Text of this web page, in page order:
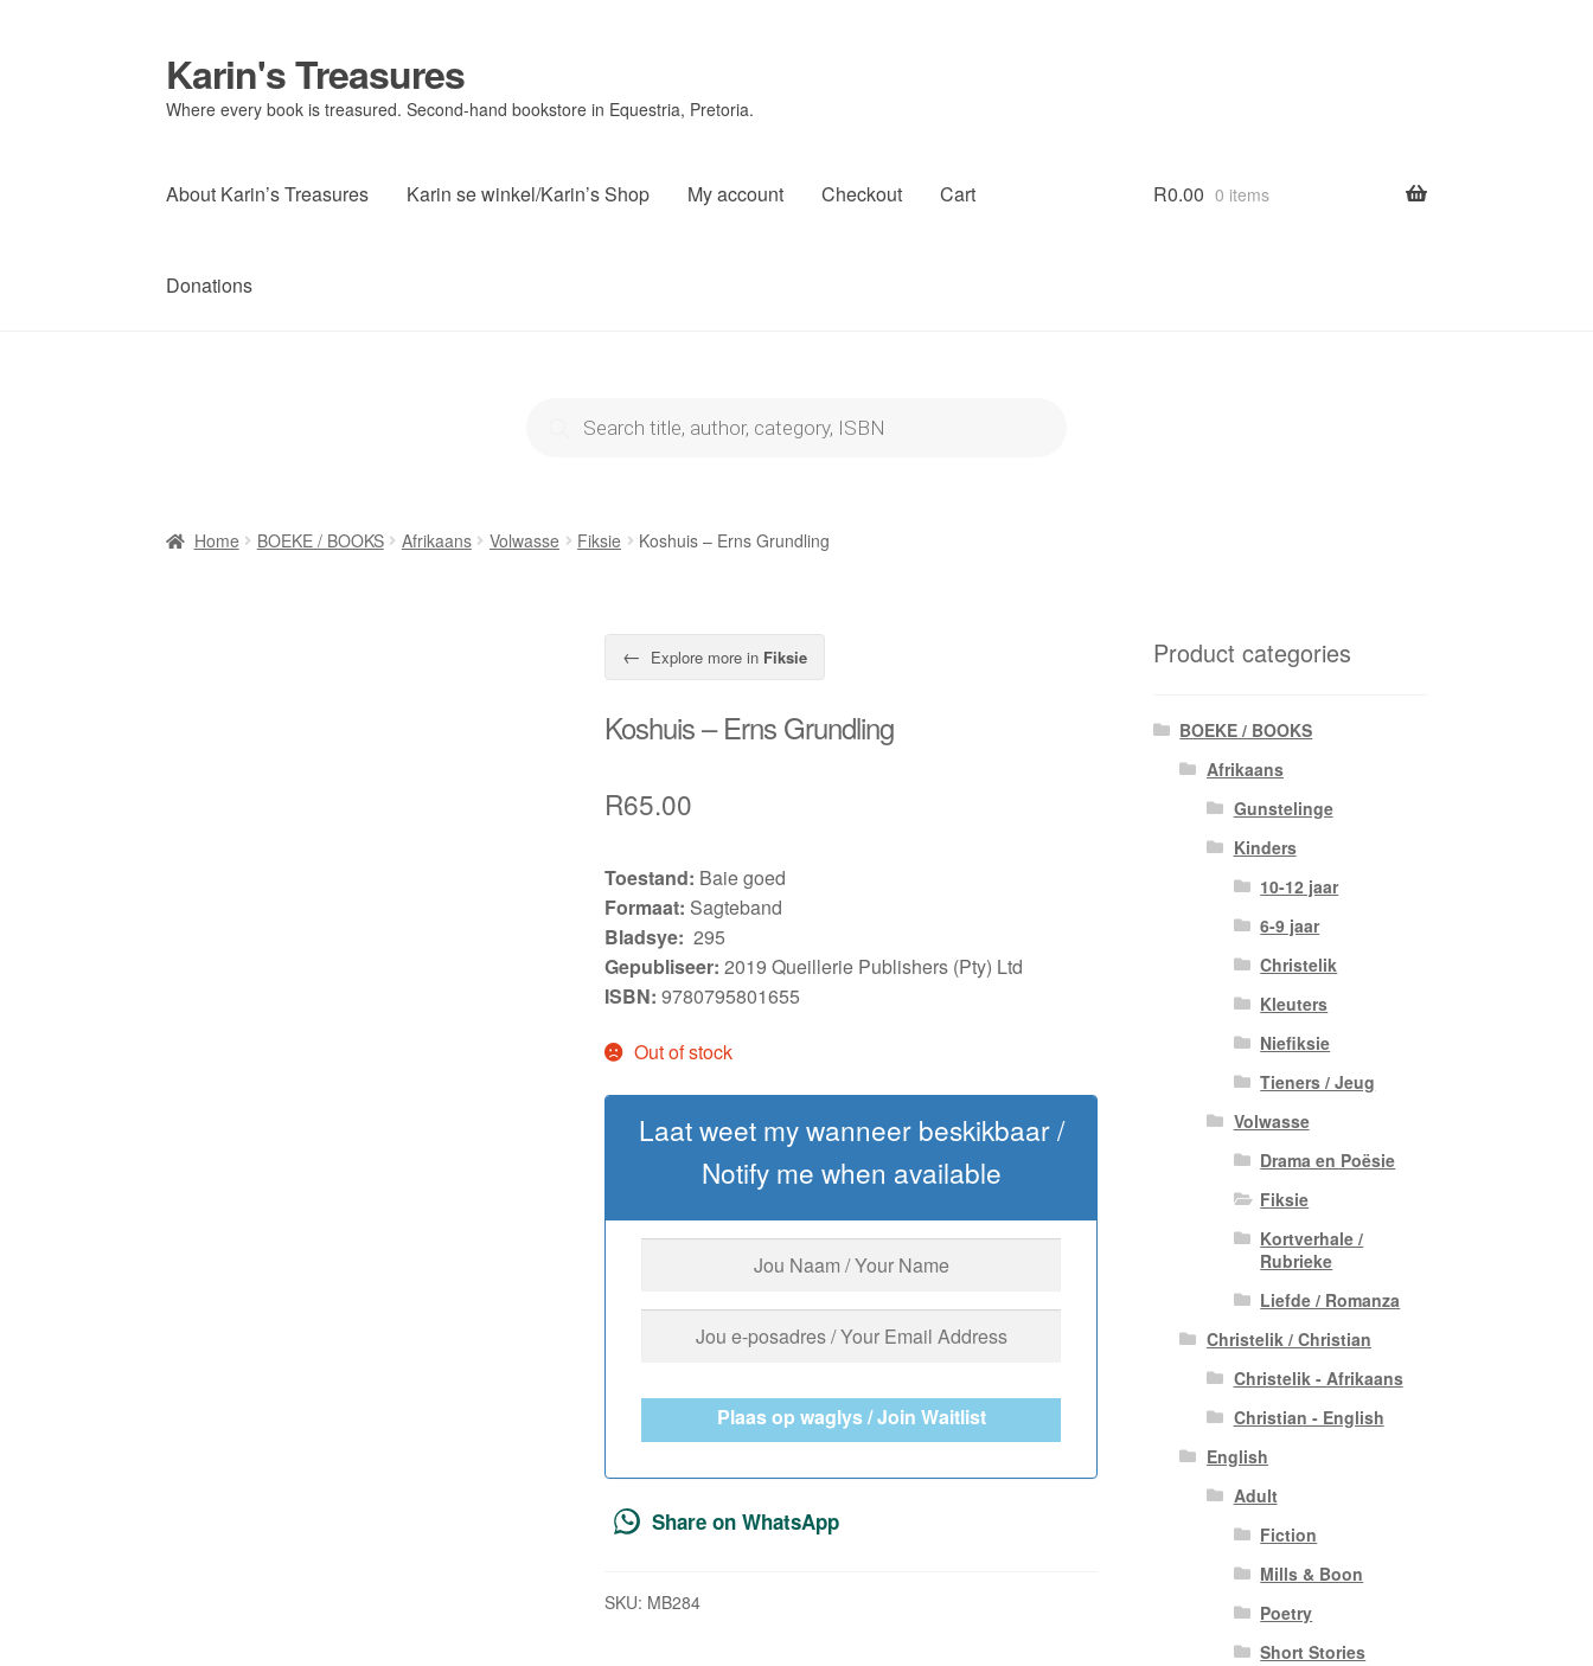
Skip
to
navigation
Skip
to
content
Karin's Treasures
Where every book is treasured. Second-hand bookstore in Equestria, Pretoria.
About Karin’s Treasures Karin se winkel/Karin’s Shop My account Checkout Cart
Donations
R0.00 0 items
Home BOEKE / BOOKS Afrikaans Volwasse Fiksie Koshuis – Erns Grundling
← Explore more in Fiksie
Koshuis – Erns Grundling
R65.00
Toestand: Baie goed
Formaat: Sagteband
Bladsye: 295
Gepubliseer: 2019 Queillerie Publishers (Pty) Ltd
ISBN: 9780795801655
Out of stock
Laat weet my wanneer beskikbaar /
Notify me when available
Plaas op waglys / Join Waitlist
Share on WhatsApp
SKU: MB284
Product categories
BOEKE / BOOKS
Afrikaans
Gunstelinge
Kinders
10-12 jaar
6-9 jaar
Christelik
Kleuters
Niefiksie
Tieners / Jeug
Volwasse
Drama en Poësie
Fiksie
Kortverhale /
Rubrieke
Liefde / Romanza
Christelik / Christian
Christelik - Afrikaans
Christian - English
English
Adult
Fiction
Mills & Boon
Poetry
Short Stories